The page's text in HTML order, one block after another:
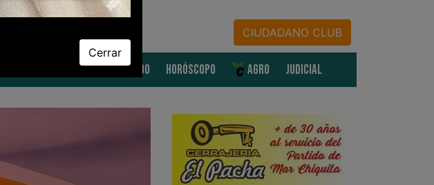
CIUDADANO CLUB
EL PAÍS EL MUNDO HORÓSCOPO AGRO JUDICIAL
Cerrar